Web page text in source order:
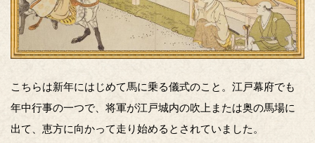
こちらは新年にはじめて馬に乗る儀式のこと。江戸幕府でも
年中行事の一つで、将軍が江戸城内の吹上または奥の馬場に
出て、恵方に向かって走り始めるとされていました。